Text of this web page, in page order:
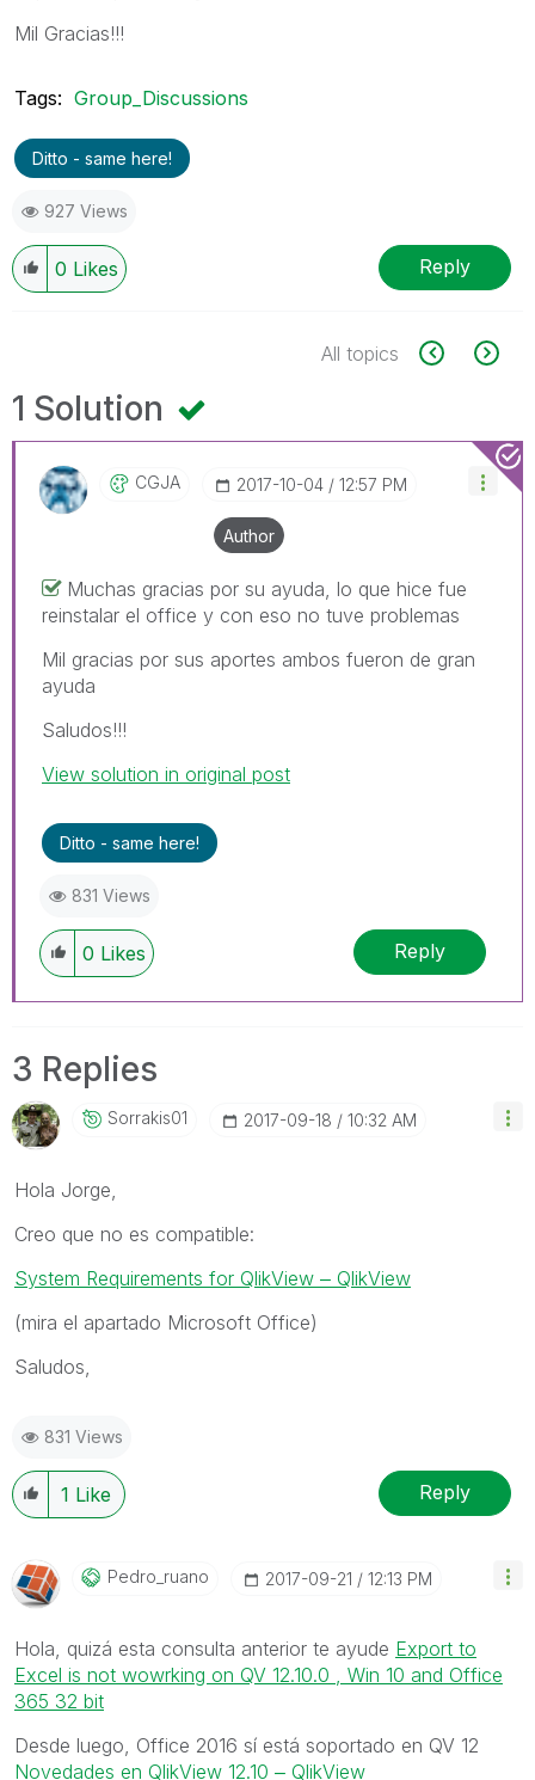
Mil Gracias!!!
Tags: Group_Discussions
Ditto - same here!
927 Views
0 Likes Reply
All topics
1 Solution
CGJA ‎2017-10-04 12:57 PM
Author
Muchas gracias por su ayuda, lo que hice fue
reinstalar el office y con eso no tuve problemas
Mil gracias por sus aportes ambos fueron de gran
ayuda
Saludos!!!
View solution in original post
Ditto - same here!
831 Views
0 Likes Reply
3 Replies
Sorrakis01 ‎2017-09-18 10:32 AM
Hola Jorge,
Creo que no es compatible:
System Requirements for QlikView ‒ QlikView
(mira el apartado Microsoft Office)
Saludos,
831 Views
1 Like Reply
Pedro_ruano ‎2017-09-21 12:13 PM
Hola, quizá esta consulta anterior te ayude Export to
Excel is not wowrking on QV 12.10.0 , Win 10 and Office
365 32 bit
Desde luego, Office 2016 sí está soportado en QV 12
Novedades en QlikView 12.10 ‒ QlikView